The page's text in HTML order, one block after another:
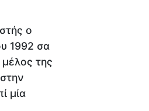
ο
1992 σα
της
μία